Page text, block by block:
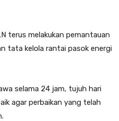
terus melakukan pemantauan
tata kelola rantai pasok energi
selama 24 jam, tujuh hari
agar perbaikan yang telah